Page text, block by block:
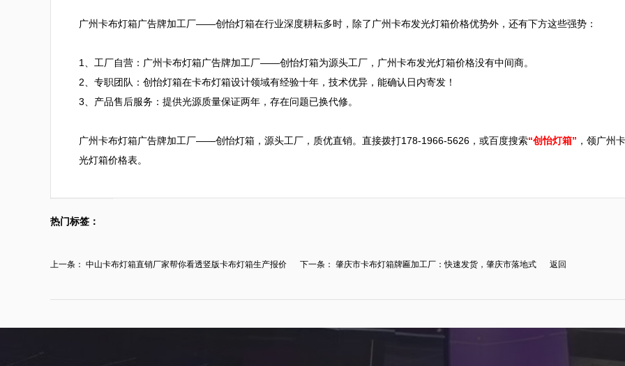
广州卡布灯箱广告牌加工厂——创怡灯箱在行业深度耕耘多时，除了广州卡布发光灯箱价格优势外，还有下方这些强势：
1、工厂自营：广州卡布灯箱广告牌加工厂——创怡灯箱为源头工厂，广州卡布发光灯箱价格没有中间商。
2、专职团队：创怡灯箱在卡布灯箱设计领域有经验十年，技术优异，能确认日内寄发！
3、产品售后服务：提供光源质量保证两年，存在问题已换代修。
广州卡布灯箱广告牌加工厂——创怡灯箱，源头工厂，质优直销。直接拨打178-1966-5626，或百度搜索“创怡灯箱” ，领广州
光灯箱价格表。
热门标签：
上一条： 中山卡布灯箱直销厂家帮你看透竖版卡布灯箱生产报价
下一条： 肇庆市卡布灯箱牌匾加工厂：快速发货，肇庆市落地式
返回